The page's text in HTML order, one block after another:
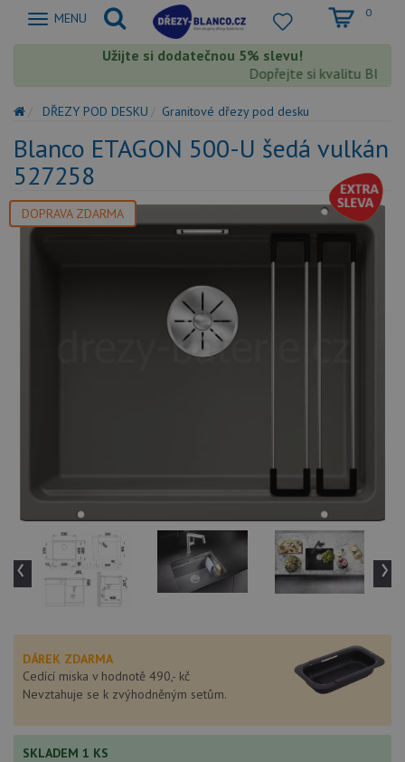
Zobrazit
MENU 0
Užijte si dodatečnou 5% slevu!
Dopřejte si kvalitu Blanco
DŘEZY POD DESKU Granitové dřezy pod desku
Blanco ETAGON 500-U šedá vulkán
527258
DOPRAVA ZDARMA
‹ ›
DÁREK ZDARMA
Cedící miska v hodnotě 490,- kč
Nevztahuje se k zvýhodněným setům.
SKLADEM 1 KS